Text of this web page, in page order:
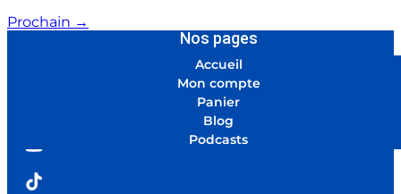
Prochain →
Nos pages
Accueil
Mon compte
Panier
Blog
Podcasts